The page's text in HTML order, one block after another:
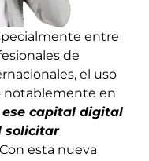
entre
de
el uso
notablemente en
ese capital digital
solicitar
esta nueva